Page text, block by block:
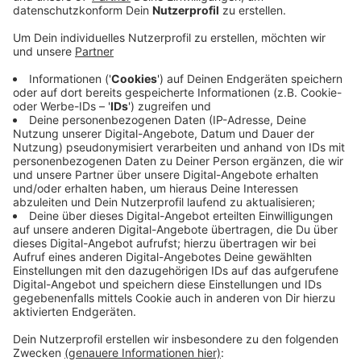
Laut ihr sind die kommunalen Ausgaben in Alsdorf
um rund 40 Prozent, in Herzogenrath um rund 27
Prozent und in Würselen um mehr als 66 Prozent
gestiegen.
Hintergrund ist die neue Regelung in Bezug auf
Unterhaltsvorschüsse. Das NRW-Landesamt für
Finanzen soll seit dem 1. Juli den Kommunen
helfen, die staatlichen Unterhaltsvorschüsse von
Eltern einzutreiben, die nicht zahlen. Das Gesetz
sollte die Kommunen ursprünglich entlasten.
Durch die Einführung der Altfallregelung bleiben
die Kommunen seit der Änderung des Gesetzes
aber auf alten Fällen sitzen, sagt die SPD-Fraktion.
Das führe zu Mehrkosten in den Kommunen.
Veröffentlicht:Dienstag, 13.08.2019 16:46
Anzeige